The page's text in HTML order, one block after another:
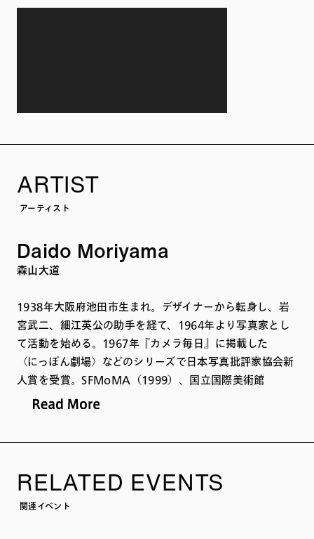
ARTIST
アーティスト
Daido Moriyama
森山大道
1938年大阪府池田市生まれ。デザイナーから転身し、岩
宮武二、細江英公の助手を経て、1964年より写真家とし
て活動を始める。1967年『カメラ毎日』に掲載した
〈にっぽん劇場〉などのシリーズで日本写真批評家協会新
人賞を受賞。SFMoMA（1999）、国立国際美術館
（2011）、Tate Modern（2012）、IMS（2022）他、
を受賞するなど世界的に高い評価を受けている。
RELATED EVENTS
関連イベント